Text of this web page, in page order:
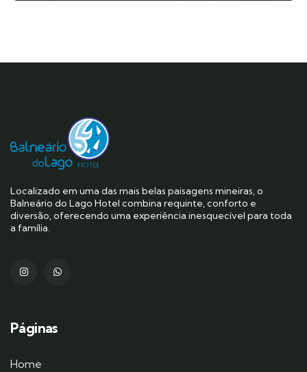
Localizado em uma das mais belas paisagens mineiras, o
Balneário do Lago Hotel combina requinte, conforto e
diversão, oferecendo uma experiência inesquecível para toda
a família.
Páginas
Home